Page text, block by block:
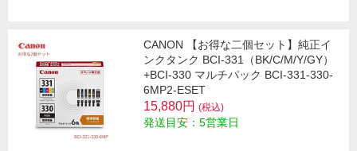
CANON 【お得な二個セット】純正イ
ンクタンク BCI-331（BK/C/M/Y/GY）
+BCI-330 マルチパック BCI-331-330-
6MP2-ESET
15,880円 (税込)
発送目安：5営業日